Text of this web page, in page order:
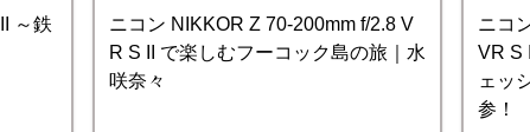
～鉄
ニコン NIKKOR Z 70-200mm f/2.8 V
R S II で楽しむフーコック島の旅｜水
咲奈々
ニコ
VR S
ェッ
参！